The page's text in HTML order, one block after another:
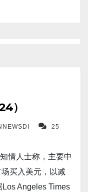
）
25
情人士称，主要中
买入美元，以减
Angeles Times